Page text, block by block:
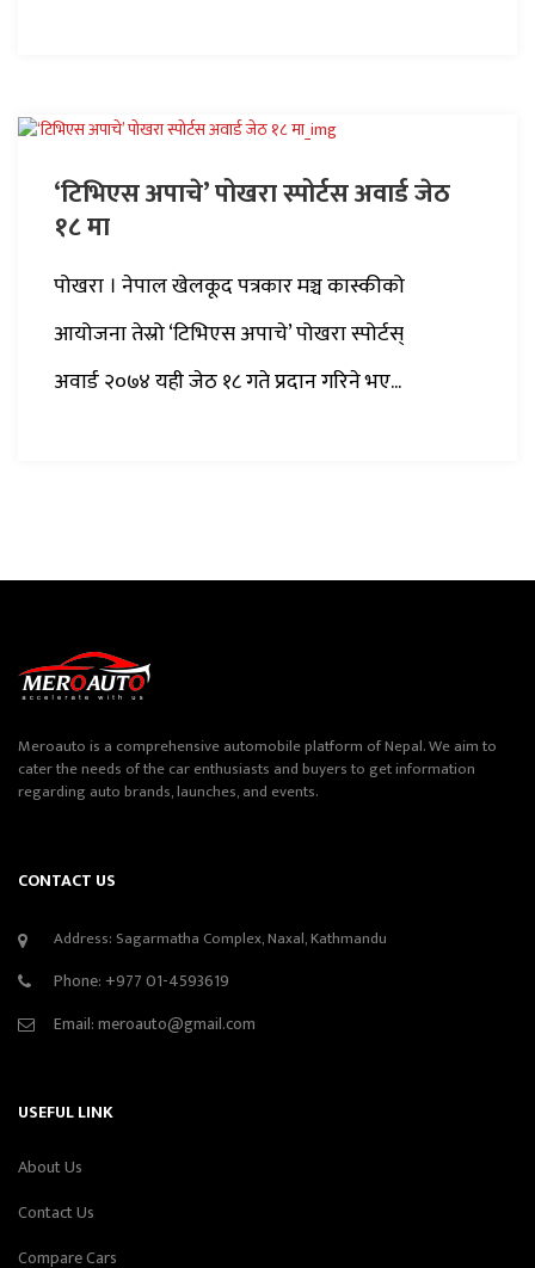
‘टिभिएस अपाचे’ पोखरा स्पोर्टस अवार्ड जेठ
१८ मा
पोखरा । नेपाल खेलकूद पत्रकार मञ्च कास्कीको
आयोजना तेस्रो ‘टिभिएस अपाचे’ पोखरा स्पोर्टस्
अवार्ड २०७४ यही जेठ १८ गते प्रदान गरिने भए...
Meroauto is a comprehensive automobile platform of Nepal. We aim to
cater the needs of the car enthusiasts and buyers to get information
regarding auto brands, launches, and events.
CONTACT US
Address: Sagarmatha Complex, Naxal, Kathmandu
Phone: +977 01-4593619
Email:meroauto@gmail.com
USEFUL LINK
About Us
Contact Us
Compare Cars